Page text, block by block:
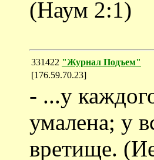
(Наум 2:1)
331422 "Журнал Подъем"
[176.59.70.23]
- ...у
умалена; у
вретище.